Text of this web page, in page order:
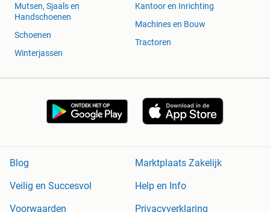
Mutsen, Sjaals en
Handschoenen
Schoenen
Winterjassen
Kantoor en Inrichting
Machines en Bouw
Tractoren
Blog
Marktplaats Zakelijk
Veilig en Succesvol
Help en Info
Voorwaarden
Privacyverklaring